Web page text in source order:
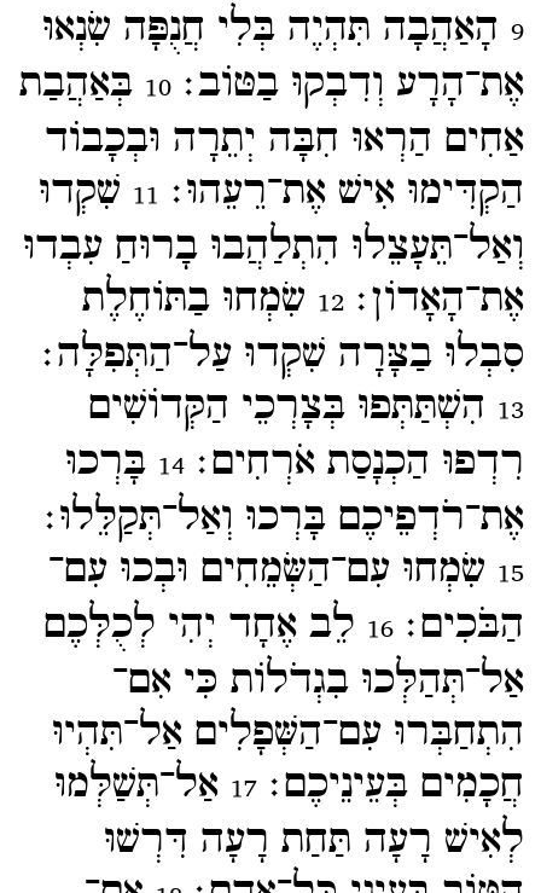
9 הָאַהֲבָה תִּהְיֶה בְּלִי חֲנֻפָּה שִׂנְאוּ
אֶת־​הָרָע וְדִבְקוּ בַטּוֹב׃10 בְּאַהֲבַת
אַחִים הַרְאוּ חִבָּה יְתֵרָה וּבְכָבוֹד
הַקְדִּימוּ אִישׁ אֶת־​רֵעֵהוּ׃ 11 שִׁקְדוּ
וְאַל־​תֵּעָצֵלוּ הִתְלַהֲבוּ בָרוּחַ עִבְדוּ
אֶת־​הָאָדוֹן׃12 שִׂמְחוּ בַתּוֹחֶלֶת
סִבְלוּ בַצָּרָה שִׁקְדוּ עַל־​הַתְּפִלָּה׃
13 הִשְׁתַּתְּפוּ בְּצָרְכֵי הַקְּדוֹשִׁים
רִדְפוּ הַכְנָסַת אֹרְחִים׃14 בָּרְכוּ
אֶת־​רֹדְפֵיכֶם בָּרְכוּ וְאַל־​תְּקַלֵּלוּ׃
15 שִׂמְחוּ עִם־​הַשְּׂמֵחִים וּבְכוּ עִם־​
הַבֹּכִים׃16 לֵב אֶחָד יְהִי לְכֻלְּכֶם
אַל־​תְּהַלְּכוּ בִגְדֹלוֹת כִּי אִם־​
הִתְחַבְּרוּ עִם־​הַשְּׁפָלִים אַל־​תִּהְיוּ
חֲכָמִים בְּעֵינֵיכֶם׃17 אַל־​תְּשַׁלְּמוּ
לְאִישׁ רָעָה תַּחַת רָעָה דִּרְשׁוּ